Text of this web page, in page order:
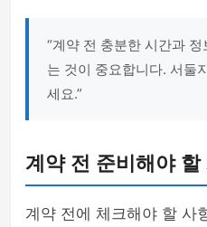
“계약 전 충분한 시간과
는 것이 중요합니다. 서둘
세요.”
계약 전 준비해야 할
계약 전에 체크해야 할 사